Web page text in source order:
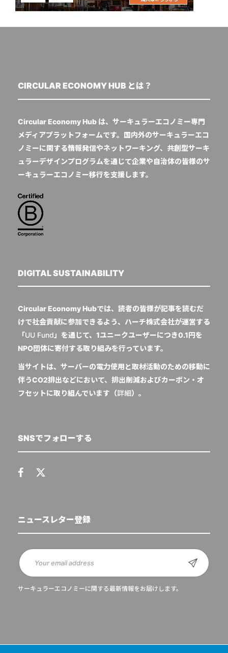
CIRCULAR ECONOMY HUB とは？
Circular Economy Hub は、サーキュラーエコノミー専門
メディアプラットフォームです。国内外のサーキュラーエコ
ノミーに関する情報発信やネットワーキング、共創型サーキ
ュラーデザインプログラムを通じて企業や自治体の皆様のサ
ーキュラーエコノミー移行を支援します。
DIGITAL SUSTAINABILITY
Circular Economy Hubでは、読者の皆様が記事を読むだ
けで社会貢献に参加できるよう、ハーチ株式会社が運営する
「UU Fund 」を通じて、1ユニークユーザーにつき0.1円を
NPO団体に寄付する取り組みを行っています。
当サイトは、サーバーの電力使用と取材活動のための移動に
伴うCO2排出などにおいて、排出削減およびカーボン・オ
フセットに取り組んでいます（詳細）。
SNSでフォローする
ニュースレター登録
サーキュラーエコノミーに関する最新情報をお届けします。